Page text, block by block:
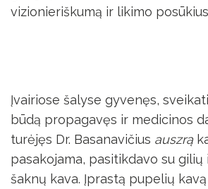
vizionieriškumą ir likimo
Įvairiose šalyse gyvenęs,
būdą propagavęs ir medicinos
turėjęs Dr. Basanavičius auszrą
pasakojama, pasitikdavo su
šaknų kava. Įpras­tą pupelių